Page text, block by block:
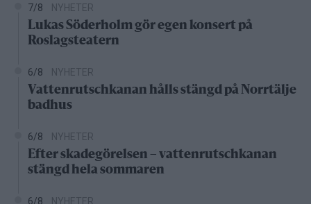
7/8 NYHETER
Lukas Söderholm gör egen konsert på
Roslagsteatern
6/8 NYHETER
Vattenrutschkanan hålls stängd på Norrtälje
badhus
6/8 NYHETER
Efter skadegörelsen – vattenrutschkanan
stängd hela sommaren
6/8 NYHETER